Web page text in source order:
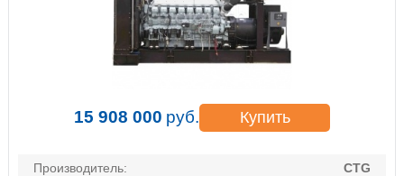
15 908 000 руб. Купить
Производитель:
CTG